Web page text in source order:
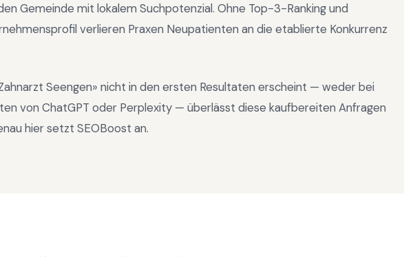
Gemeinde mit lokalem Suchpotenzial. Ohne Top-3-Ranking und
verlieren Praxen Neupatienten an die etablierte Konkurrenz
Seengen» nicht in den ersten Resultaten erscheint — weder bei
von ChatGPT oder Perplexity — überlässt diese kaufbereiten Anfragen
hier setzt SEOBoost an.